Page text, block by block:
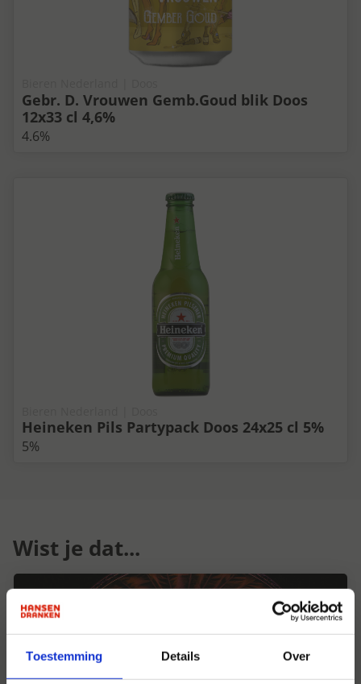
Toestemming Details Over
Gebr. D. Vrouwen Gemb.Goud blik Doos
12x33 cl 4,6%
4.6%
Heineken Pils Partypack Doos 24x25 cl 5%
5%
Wist je dat...